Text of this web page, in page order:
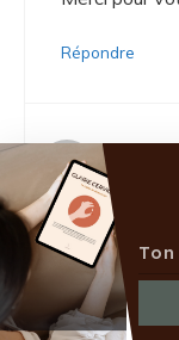
Répondre
26 juin
Coucou
Merci